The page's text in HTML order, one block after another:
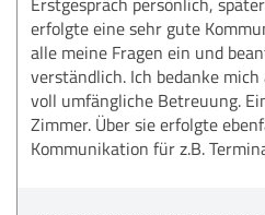
erfolgte eine sehr gute
alle meine Fragen ein und
verständlich. Ich bedanke
voll umfängliche Betreuung.
Zimmer. Über sie erfolgte
Kommunikation für z.B.